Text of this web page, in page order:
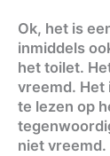
Ok, het is
inmiddels
het toilet.
vreemd. Het
te lezen op
niet vreemd.